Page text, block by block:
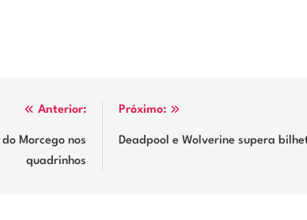
Anterior:
Morcego nos
quadrinhos
Próximo:
Deadpool e Wolverine supera